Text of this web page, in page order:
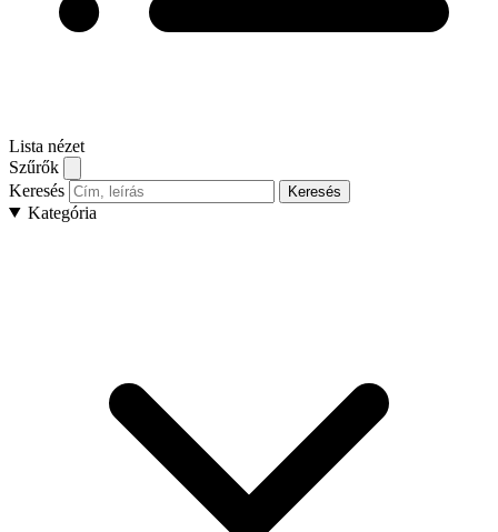
Lista nézet
Szűrők
Keresés
Keresés
Kategória